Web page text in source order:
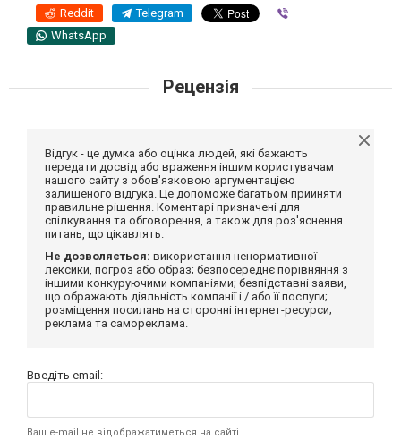
Reddit Telegram
WhatsApp
Рецензія
Відгук - це думка або оцінка людей, які бажають
передати досвід або враження іншим користувачам
нашого сайту з обов'язковою аргументацією
залишеного відгука. Це допоможе багатьом прийняти
правильне рішення. Коментарі призначені для
спілкування та обговорення, а також для роз'яснення
питань, що цікавлять.
Не дозволяється: використання ненормативної
лексики, погроз або образ; безпосереднє порівняння з
іншими конкуруючими компаніями; безпідставні заяви,
що ображають діяльність компанії і / або її послуги;
розміщення посилань на сторонні інтернет-ресурси;
реклама та самореклама.
Введіть email:
Ваш e-mail не відображатиметься на сайті